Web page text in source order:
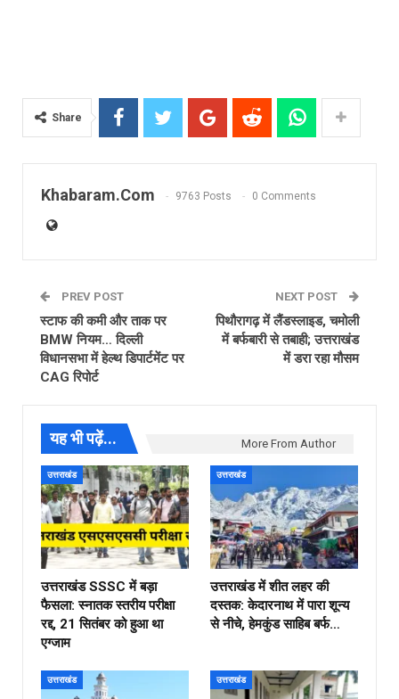
Share
Khabaram.Com 9763 Posts 0 Comments
PREV POST
स्टाफ की कमी और ताक पर
BMW नियम… दिल्ली
विधानसभा में हेल्थ डिपार्टमेंट पर
CAG रिपोर्ट
NEXT POST
पिथौरागढ़ में लैंडस्लाइड, चमोली
में बर्फबारी से तबाही; उत्तराखंड
में डरा रहा मौसम
यह भी पढ़ें... More From Author
उत्तराखंड
उत्तराखंड SSSC में बड़ा
फैसला: स्नातक स्तरीय परीक्षा
रद्द, 21 सितंबर को हुआ था
एग्जाम
उत्तराखंड
उत्तराखंड में शीत लहर की
दस्तक: केदारनाथ में पारा शून्य
से नीचे, हेमकुंड साहिब बर्फ…
उत्तराखंड उत्तराखंड